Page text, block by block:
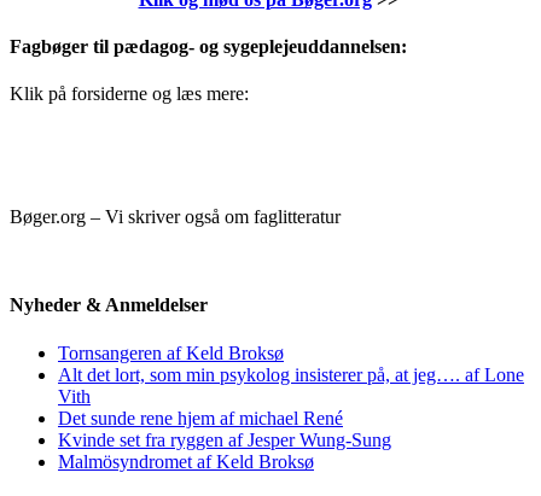
Fagbøger til pædagog- og sygeplejeuddannelsen:
Klik på forsiderne og læs mere:
Bøger.org – Vi skriver også om faglitteratur
Nyheder & Anmeldelser
Tornsangeren af Keld Broksø
Alt det lort, som min psykolog insisterer på, at jeg…. af Lone
Vith
Det sunde rene hjem af michael René
Kvinde set fra ryggen af Jesper Wung-Sung
Malmösyndromet af Keld Broksø